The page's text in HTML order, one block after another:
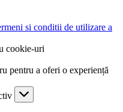
si conditii de utilizare a
cookie-uri
pentru a oferi o experiență